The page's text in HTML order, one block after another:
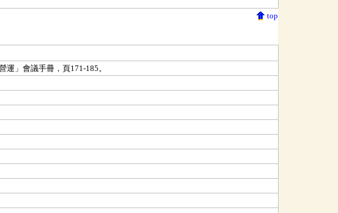
top
」會議手冊，頁171-185。